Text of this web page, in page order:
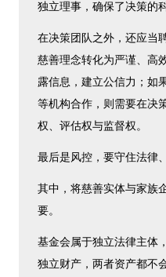
独立理事，确保了决策的
在决策团队之外，还应当
慈善理念转化为严谨、高
露信息，建立公信力；如
等机构合作，则需要在决
权、评估权与监督权。
最后是风控，要守住法律
其中，将慈善实体与家族
要。
基金会属于独立法律主体
独立财产，两者资产都不